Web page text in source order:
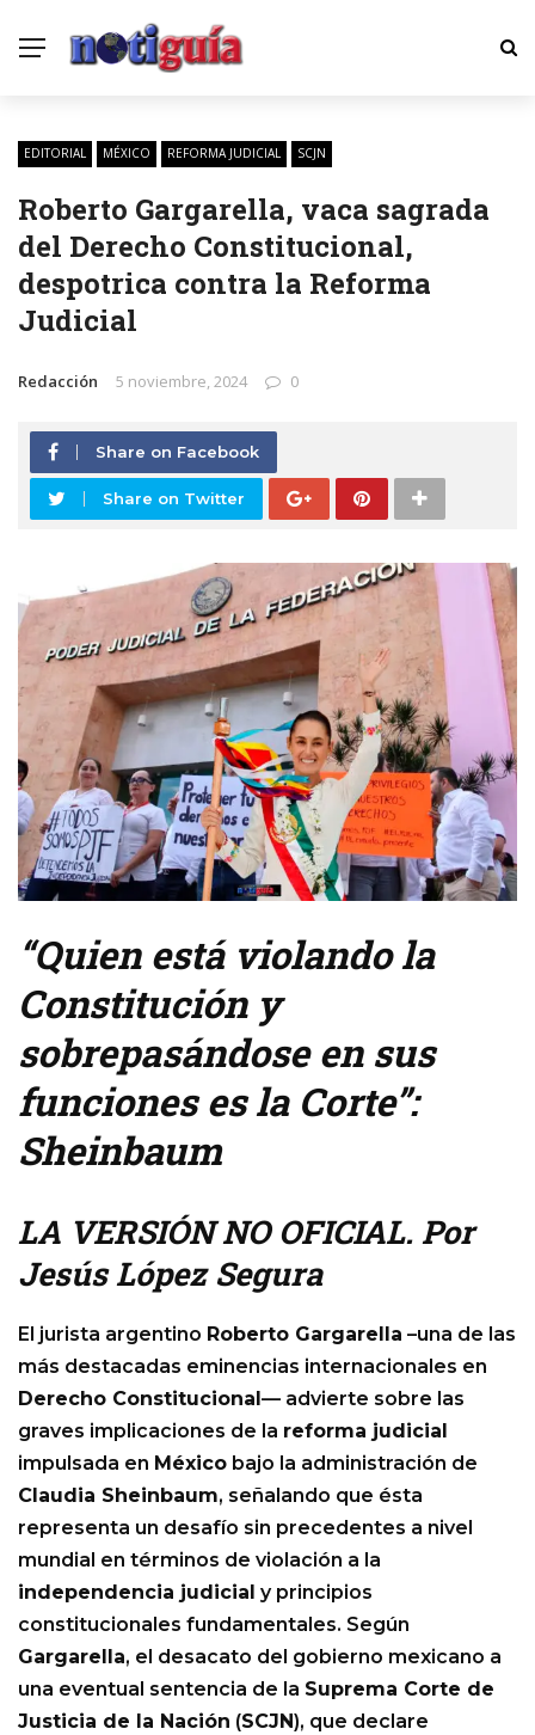
EDITORIAL MÉXICO REFORMA JUDICIAL SCJN
Roberto Gargarella, vaca sagrada
del Derecho Constitucional,
despotrica contra la Reforma
Judicial
Redacción 5 noviembre, 2024 0
Share on Facebook
Share on Twitter
“Quien está violando la
Constitución y
sobrepasándose en sus
funciones es la Corte”:
Sheinbaum
LA VERSIÓN NO OFICIAL. Por
Jesús López Segura
El jurista argentino Roberto Gargarella –una de las
más destacadas eminencias internacionales en
Derecho Constitucional— advierte sobre las
graves implicaciones de la reforma judicial
impulsada en México bajo la administración de
Claudia Sheinbaum, señalando que ésta
representa un desafío sin precedentes a nivel
mundial en términos de violación a la
independencia judicial y principios
constitucionales fundamentales. Según
Gargarella, el desacato del gobierno mexicano a
una eventual sentencia de la Suprema Corte de
Justicia de la Nación (SCJN), que declare